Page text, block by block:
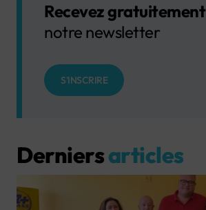
Recevez gratuitement
notre newsletter
S'INSCRIRE
Derniersarticles